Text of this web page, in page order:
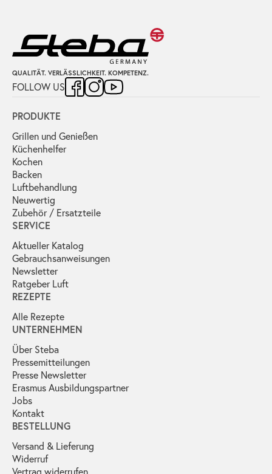
QUALITÄT. VERLÄSSLICHKEIT. KOMPETENZ.
FOLLOW US
PRODUKTE
Grillen und Genießen
Küchenhelfer
Kochen
Backen
Luftbehandlung
Neuwertig
Zubehör / Ersatzteile
SERVICE
Aktueller Katalog
Gebrauchs­anweisungen
Newsletter
Ratgeber Luft
REZEPTE
Alle Rezepte
UNTERNEHMEN
Über Steba
Pressemitteilungen
Presse Newsletter
Erasmus Ausbildungspartner
Jobs
Kontakt
BESTELLUNG
Versand & Lieferung
Widerruf
Vertrag widerrufen